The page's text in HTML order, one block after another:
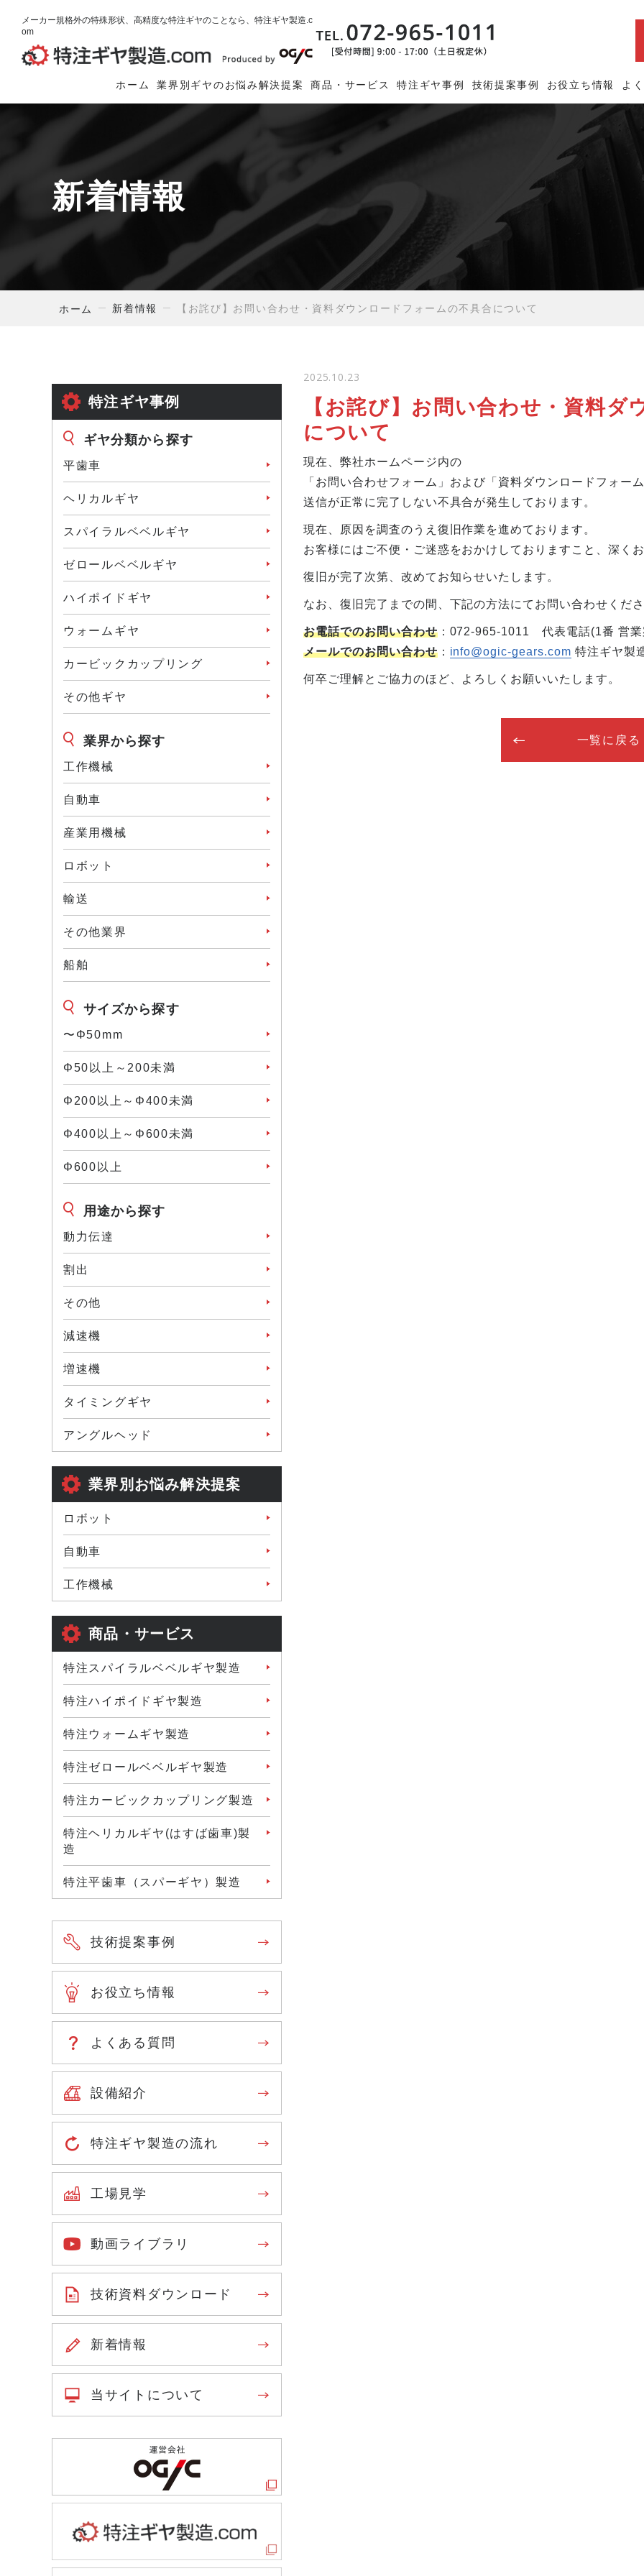
メーカー規格外の特殊形状、高精度な特注ギヤのことなら、特注ギヤ製造.c
om
ホーム 業界別ギヤのお悩み解決提案 商品・サービス 特注ギヤ事例 技術提案事例 お役立ち情報 よ
新着情報
ホーム 新着情報 【お詫び】お問い合わせ・資料ダウンロードフォームの不具合について
特注ギヤ事例
ギヤ分類から探す
平歯車
ヘリカルギヤ
スパイラルベベルギヤ
ゼロールベベルギヤ
ハイポイドギヤ
ウォームギヤ
カービックカップリング
その他ギヤ
業界から探す
工作機械
⾃動⾞
産業⽤機械
ロボット
輸送
その他業界
船舶
サイズから探す
〜Φ50mm
Φ50以上～200未満
Φ200以上～Φ400未満
Φ400以上～Φ600未満
Φ600以上
用途から探す
動力伝達
割出
その他
減速機
増速機
タイミングギヤ
アングルヘッド
業界別お悩み解決提案
ロボット
自動車
工作機械
商品・サービス
特注スパイラルベベルギヤ製造
特注ハイポイドギヤ製造
特注ウォームギヤ製造
特注ゼロールベベルギヤ製造
特注カービックカップリング製造
特注ヘリカルギヤ(はすば歯車)製
造
特注平歯車（スパーギヤ）製造
技術提案事例
お役立ち情報
よくある質問
設備紹介
特注ギヤ製造の流れ
工場見学
動画ライブラリ
技術資料ダウンロード
新着情報
当サイトについて
2025.10.23
【お詫び】お問い合わせ・資料
について
現在、弊社ホームページ内の
「お問い合わせフォーム」および「資料ダウンロードフォー
送信が正常に完了しない不具合が発生しております。
現在、原因を調査のうえ復旧作業を進めております。
お客様にはご不便・ご迷惑をおかけしておりますこと、深く
復旧が完了次第、改めてお知らせいたします。
なお、復旧完了までの間、下記の方法にてお問い合わせくだ
お電話でのお問い合わせ：072-965-1011 代表電話(1番 営業
メールでのお問い合わせ： info@ogic-gears.com 特注ギヤ製
何卒ご理解とご協力のほど、よろしくお願いいたします。
一覧に戻る